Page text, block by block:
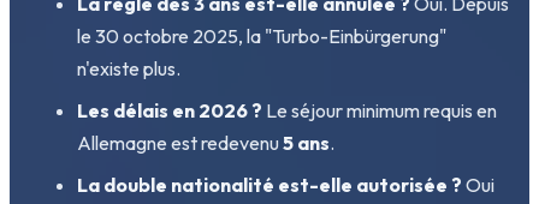
le 30 octobre 2025, la "Turbo-Einbürgerung"
n'existe plus.
Les délais en 2026 ? Le séjour minimum requis en
Allemagne est redevenu5 ans.
La double nationalité est-elle autorisée ? Oui